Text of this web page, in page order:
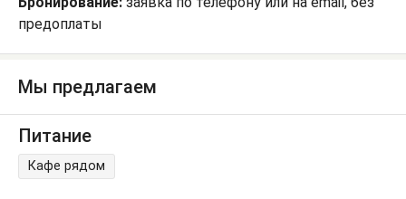
предоплаты
Мы предлагаем
Питание
Кафе рядом